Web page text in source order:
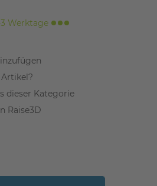
Werktage
dieser Kategorie
Raise3D